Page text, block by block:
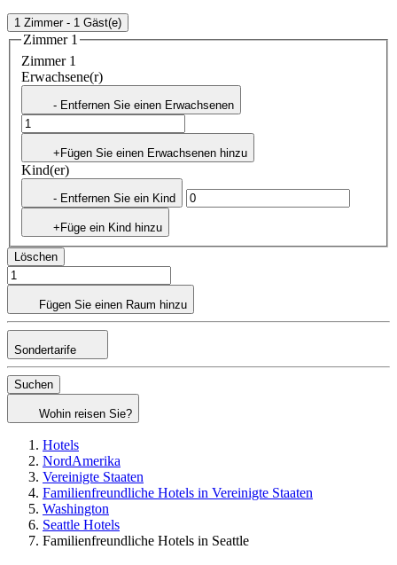
1 Zimmer - 1 Gäst(e)
Zimmer 1
Zimmer 1
Erwachsene(r)
- Entfernen Sie einen Erwachsenen
+Fügen Sie einen Erwachsenen hinzu
Kind(er)
- Entfernen Sie ein Kind
+Füge ein Kind hinzu
Löschen
Fügen Sie einen Raum hinzu
Sondertarife
Suchen
Wohin reisen Sie?
Hotels
NordAmerika
Vereinigte Staaten
Familienfreundliche Hotels in Vereinigte Staaten
Washington
Seattle Hotels
Familienfreundliche Hotels in Seattle